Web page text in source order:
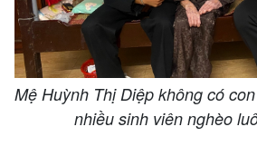
Mệ Huỳnh Thị Diệp không có
nhiều sinh viên nghèo